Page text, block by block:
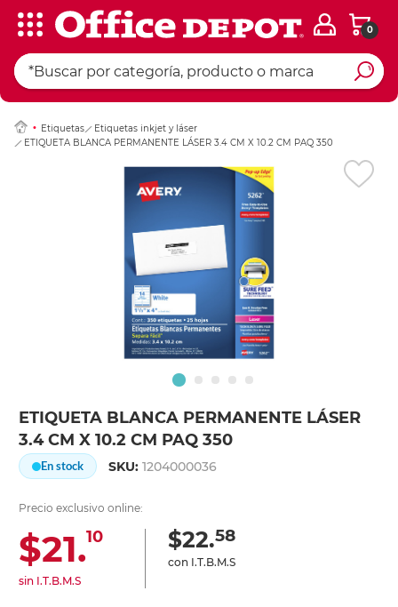
0
Etiquetas
Etiquetas inkjet y láser
ETIQUETA BLANCA PERMANENTE LÁSER 3.4 CM X 10.2 CM PAQ 350
ETIQUETA BLANCA PERMANENTE LÁSER
3.4 CM X 10.2 CM PAQ 350
En stock SKU:1204000036
Precio exclusivo online:
$21.10
sin I.T.B.M.S
$22.58
con I.T.B.M.S
Ingresar Codigo